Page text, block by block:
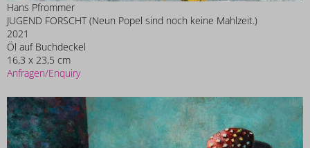
Hans Pfrommer
JUGEND FORSCHT (Neun Popel sind noch keine Mahlzeit.)
2021
Öl auf Buchdeckel
16,3 x 23,5 cm
Anfragen/Enquiry